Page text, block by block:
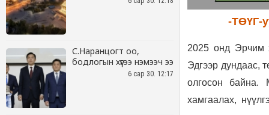
С.Наранцогт оо,
бодлогын хүүгээ нэмээч ээ
6 сар 30. 12:17